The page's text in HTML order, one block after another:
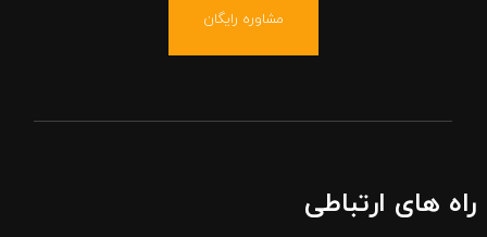
مشاوره رایگان
راه های ارتباطی